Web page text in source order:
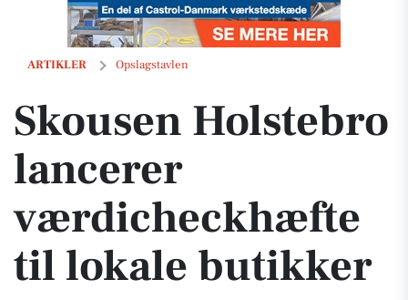
ARTIKLER Opslagstavlen
Skousen Holstebro lancerer værdicheckhæfte til lokale butikker
Skousen Holstebro
lancerer
værdicheckhæfte
til lokale butikker